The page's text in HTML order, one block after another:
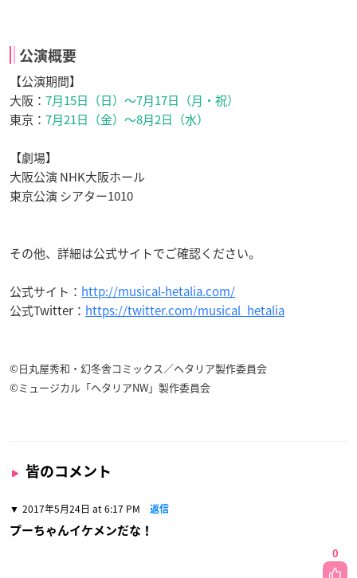
公演概要
【公演期間】
大阪： 7月15日（日）～7月17日（月・祝）
東京： 7月21日（金）～8月2日（水）
【劇場】
大阪公演 NHK大阪ホール
東京公演 シアター1010
その他、詳細は公式サイトでご確認ください。
公式サイト： http://musical-hetalia.com/
公式Twitter： https://twitter.com/musical_hetalia
©日丸屋秀和・幻冬舎コミックス／ヘタリア製作委員会
©ミュージカル「ヘタリアNW」製作委員会
皆のコメント
2017年5月24日 at 6:17 PM 返信
プーちゃんイケメンだな！
0